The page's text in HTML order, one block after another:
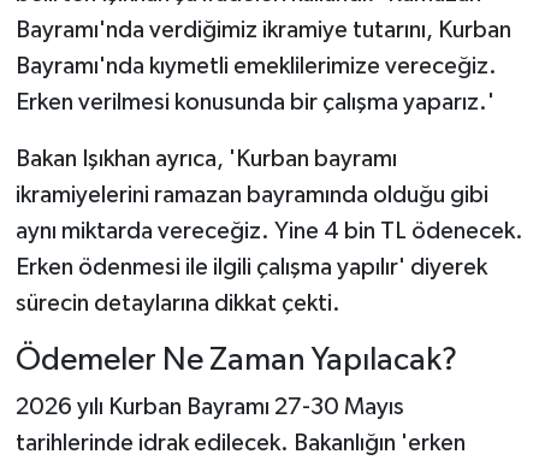
Bayramı'nda verdiğimiz ikramiye tutarını, Kurban
Bayramı'nda kıymetli emeklilerimize vereceğiz.
Erken verilmesi konusunda bir çalışma yaparız.'
Bakan Işıkhan ayrıca, 'Kurban bayramı
ikramiyelerini ramazan bayramında olduğu gibi
aynı miktarda vereceğiz. Yine 4 bin TL ödenecek.
Erken ödenmesi ile ilgili çalışma yapılır' diyerek
sürecin detaylarına dikkat çekti.
Ödemeler Ne Zaman Yapılacak?
2026 yılı Kurban Bayramı 27-30 Mayıs
tarihlerinde idrak edilecek. Bakanlığın 'erken